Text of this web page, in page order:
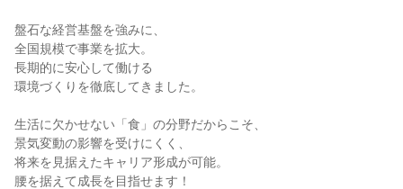
盤石な経営基盤を強みに、
全国規模で事業を拡大。
長期的に安心して働ける
環境づくりを徹底してきました。
生活に欠かせない「食」の分野だからこそ、
景気変動の影響を受けにくく、
将来を見据えたキャリア形成が可能。
腰を据えて成長を目指せます！